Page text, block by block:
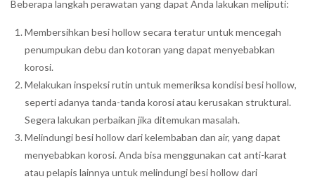
Beberapa langkah perawatan yang dapat Anda lakukan meliputi:
Membersihkan besi hollow secara teratur untuk mencegah
penumpukan debu dan kotoran yang dapat menyebabkan
korosi.
Melakukan inspeksi rutin untuk memeriksa kondisi besi hollow,
seperti adanya tanda-tanda korosi atau kerusakan struktural.
Segera lakukan perbaikan jika ditemukan masalah.
Melindungi besi hollow dari kelembaban dan air, yang dapat
menyebabkan korosi. Anda bisa menggunakan cat anti-karat
atau pelapis lainnya untuk melindungi besi hollow dari